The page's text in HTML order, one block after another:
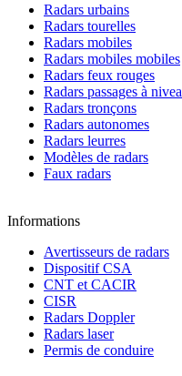
Radars urbains
Radars tourelles
Radars mobiles
Radars mobiles mobiles
Radars feux rouges
Radars passages à
Radars tronçons
Radars autonomes
Radars leurres
Modèles de radars
Faux radars
Informations
Avertisseurs de radars
Dispositif CSA
CNT et CACIR
CISR
Radars Doppler
Radars laser
Permis de conduire